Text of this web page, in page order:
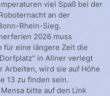
viel Spaß bei der
an der
Rhein-Sieg.
2026 muss
für eine längere Zeit die
in Allner verlegt
Arbeiten, wird sie auf Höhe
13 zu finden sein.
bitte auf den Link